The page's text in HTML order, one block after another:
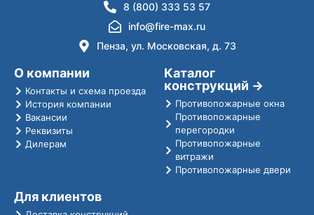
8 (800) 333 53 57
info@fire-max.ru
Пенза, ул. Московская, д. 73
О компании
Контакты и схема проезда
История компании
Вакансии
Реквизиты
Дилерам
Каталог
конструкций →
Противопожарные окна
Противопожарные
перегородки
Противопожарные
витражи
Противопожарные двери
Для клиентов